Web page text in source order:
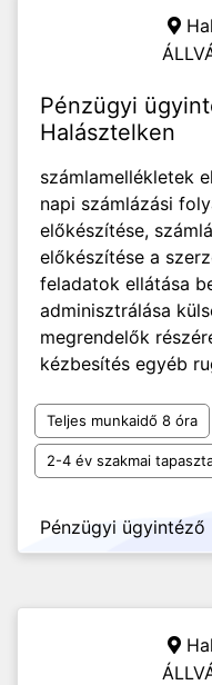
Pénzügyi
Halásztelken
számlamellékletek
napi számlázási
előkészítése,
előkészítése a
feladatok ellátása
adminisztrálása
megrendelők
kézbesítés egyéb
Teljes munkaidő 8 óra
2-4 év szakmai
Pénzügyi ügyintéző